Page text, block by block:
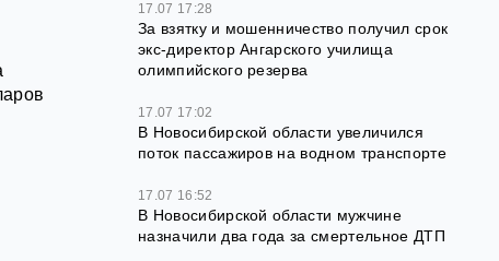
17.07 17:28
За взятку и мошенничество получил срок
экс‑директор Ангарского училища
олимпийского резерва
17.07 17:02
В Новосибирской области увеличился
поток пассажиров на водном транспорте
17.07 16:52
В Новосибирской области мужчине
назначили два года за смертельное ДТП